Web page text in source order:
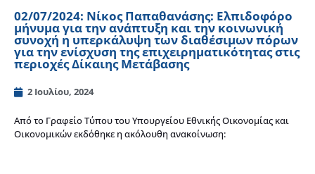
02/07/2024: Νίκος Παπαθανάσης: Ελπιδοφόρο
μήνυμα για την ανάπτυξη και την κοινωνική
συνοχή η υπερκάλυψη των διαθέσιμων πόρων
για την ενίσχυση της επιχειρηματικότητας στις
περιοχές Δίκαιης Μετάβασης
2 Ιουλίου, 2024
Από το Γραφείο Τύπου του Υπουργείου Εθνικής Οικονομίας και
Οικονομικών εκδόθηκε η ακόλουθη ανακοίνωση: